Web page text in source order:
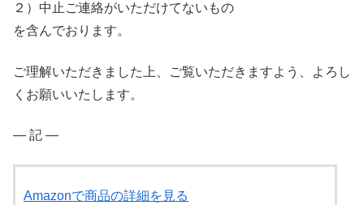
２）中止ご連絡がいただけてないもの
を含んでおります。
ご理解いただきました上、ご覧いただきますよう、よろし
くお願いいたします。
― 記 ―
Amazonで商品の詳細を見る